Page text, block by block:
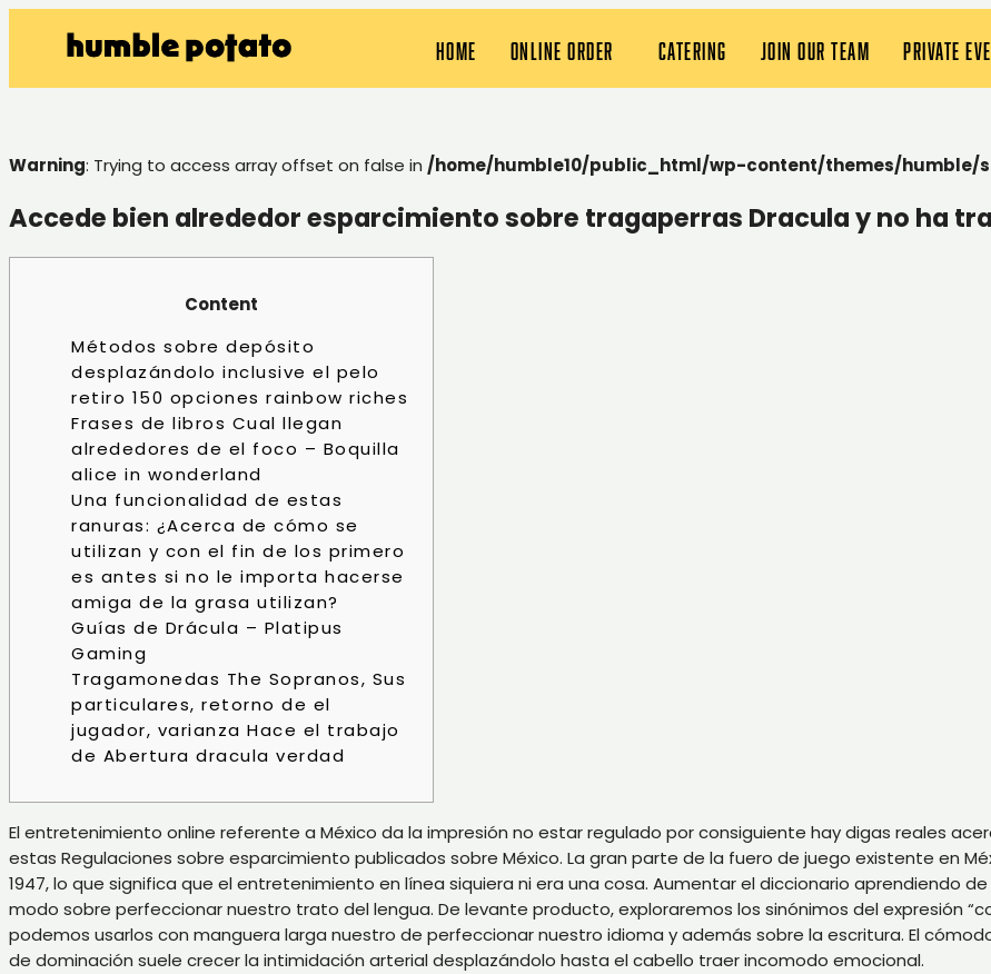
HOME ONLINE ORDER CATERING JOIN OUR TEAM PRIVATE
Warning: Trying to access array offset on false in /home/humble10/public_html/wp-content/themes/humble/
Accede bien alrededor esparcimiento sobre tragaperras Dracula y no ha
Content
Métodos sobre depósito
desplazándolo inclusive el pelo
retiro 150 opciones rainbow riches
Frases de libros Cual llegan
alrededores de el foco – Boquilla
alice in wonderland
Una funcionalidad de estas
ranuras: ¿Acerca de cómo se
utilizan y con el fin de los primero
es antes si no le importa hacerse
amiga de la grasa utilizan?
Guías de Drácula – Platipus
Gaming
Tragamonedas The Sopranos, Sus
particulares, retorno de el
jugador, varianza Hace el trabajo
de Abertura dracula verdad
El entretenimiento online referente a México da la impresión no estar regulado por consiguiente hay digas reales
estas Regulaciones sobre esparcimiento publicados sobre México. La gran parte de la fuero de juego existente en
1947, lo que significa que el entretenimiento en línea siquiera ni era una cosa. Aumentar el diccionario aprendiendo
modo sobre perfeccionar nuestro trato del lengua. De levante producto, exploraremos los sinónimos del expresión
podemos usarlos con manguera larga nuestro de perfeccionar nuestro idioma y además sobre la escritura. El
de dominación suele crecer la intimidación arterial desplazándolo hasta el cabello traer incomodo emocional.